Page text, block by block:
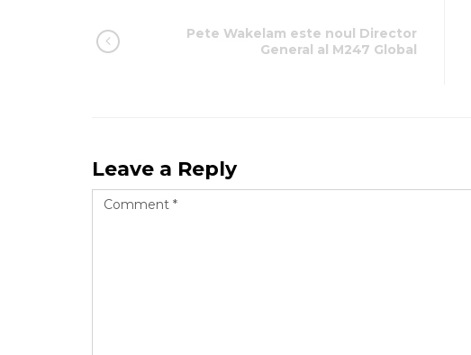
Pete Wakelam este noul Director
General al M247 Global
Leave a Reply